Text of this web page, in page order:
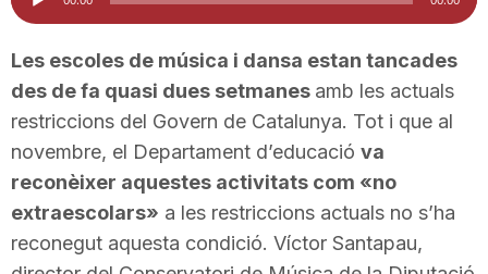
i
u
t
d'àudio
Les escoles de música i dansa estan tancades
des de fa quasi dues setmanes amb les actuals
restriccions del Govern de Catalunya. Tot i que al
novembre, el Departament d’educació va
reconèixer aquestes activitats com «no
extraescolars» a les restriccions actuals no s’ha
reconegut aquesta condició. Víctor Santapau,